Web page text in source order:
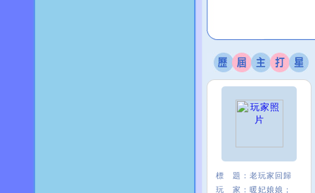
標 題： 老玩家回歸
玩 家： 暖妃娘娘；